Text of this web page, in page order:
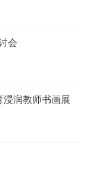
会
浸润教师书画展